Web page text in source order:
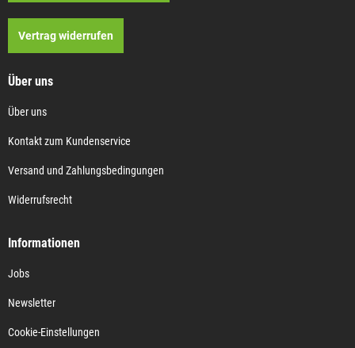
Vertrag widerrufen
Über uns
Über uns
Kontakt zum Kundenservice
Versand und Zahlungsbedingungen
Widerrufsrecht
Informationen
Jobs
Newsletter
Cookie-Einstellungen